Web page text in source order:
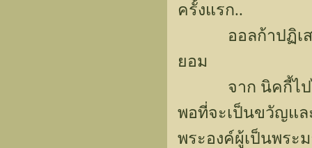
ครั้งแรก..
ออลก้าปฏิเสธลู
ยอม
จาก นิคกี้ไปไก
พอที่จะเป็นขวัญแล
พระองค์ผู้เป็นพระ